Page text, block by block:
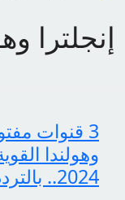
إنجلترا
3 قنوات
وهولندا
2024.. بالترددات